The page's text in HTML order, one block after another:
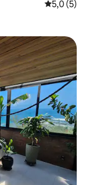
Prosečna
5,0 (5)